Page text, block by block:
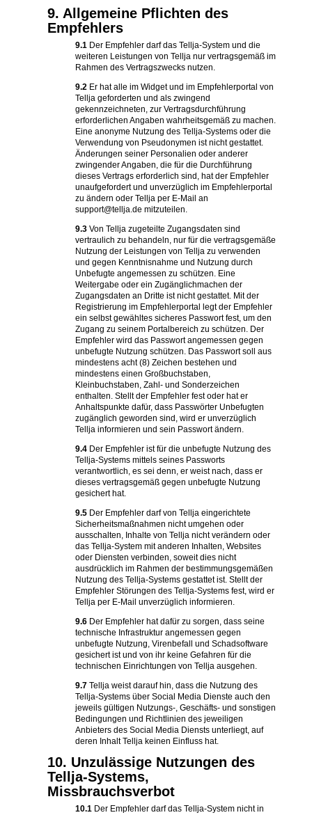
9. Allgemeine Pflichten des
Empfehlers
9.1 Der Empfehler darf das Tellja-System und die
weiteren Leistungen von Tellja nur vertragsgemäß im
Rahmen des Vertragszwecks nutzen.
9.2 Er hat alle im Widget und im Empfehlerportal von
Tellja geforderten und als zwingend
gekennzeichneten, zur Vertragsdurchführung
erforderlichen Angaben wahrheitsgemäß zu machen.
Eine anonyme Nutzung des Tellja-Systems oder die
Verwendung von Pseudonymen ist nicht gestattet.
Änderungen seiner Personalien oder anderer
zwingender Angaben, die für die Durchführung
dieses Vertrags erforderlich sind, hat der Empfehler
unaufgefordert und unverzüglich im Empfehlerportal
zu ändern oder Tellja per E-Mail an
support@tellja.de mitzuteilen.
9.3 Von Tellja zugeteilte Zugangsdaten sind
vertraulich zu behandeln, nur für die vertragsgemäße
Nutzung der Leistungen von Tellja zu verwenden
und gegen Kenntnisnahme und Nutzung durch
Unbefugte angemessen zu schützen. Eine
Weitergabe oder ein Zugänglichmachen der
Zugangsdaten an Dritte ist nicht gestattet. Mit der
Registrierung im Empfehlerportal legt der Empfehler
ein selbst gewähltes sicheres Passwort fest, um den
Zugang zu seinem Portalbereich zu schützen. Der
Empfehler wird das Passwort angemessen gegen
unbefugte Nutzung schützen. Das Passwort soll aus
mindestens acht (8) Zeichen bestehen und
mindestens einen Großbuchstaben,
Kleinbuchstaben, Zahl- und Sonderzeichen
enthalten. Stellt der Empfehler fest oder hat er
Anhaltspunkte dafür, dass Passwörter Unbefugten
zugänglich geworden sind, wird er unverzüglich
Tellja informieren und sein Passwort ändern.
9.4 Der Empfehler ist für die unbefugte Nutzung des
Tellja-Systems mittels seines Passworts
verantwortlich, es sei denn, er weist nach, dass er
dieses vertragsgemäß gegen unbefugte Nutzung
gesichert hat.
9.5 Der Empfehler darf von Tellja eingerichtete
Sicherheitsmaßnahmen nicht umgehen oder
ausschalten, Inhalte von Tellja nicht verändern oder
das Tellja-System mit anderen Inhalten, Websites
oder Diensten verbinden, soweit dies nicht
ausdrücklich im Rahmen der bestimmungsgemäßen
Nutzung des Tellja-Systems gestattet ist. Stellt der
Empfehler Störungen des Tellja-Systems fest, wird er
Tellja per E-Mail unverzüglich informieren.
9.6 Der Empfehler hat dafür zu sorgen, dass seine
technische Infrastruktur angemessen gegen
unbefugte Nutzung, Virenbefall und Schadsoftware
gesichert ist und von ihr keine Gefahren für die
technischen Einrichtungen von Tellja ausgehen.
9.7 Tellja weist darauf hin, dass die Nutzung des
Tellja-Systems über Social Media Dienste auch den
jeweils gültigen Nutzungs-, Geschäfts- und sonstigen
Bedingungen und Richtlinien des jeweiligen
Anbieters des Social Media Diensts unterliegt, auf
deren Inhalt Tellja keinen Einfluss hat.
10. Unzulässige Nutzungen des
Tellja-Systems,
Missbrauchsverbot
10.1 Der Empfehler darf das Tellja-System nicht in